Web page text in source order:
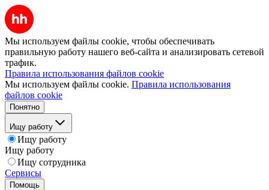
Мы используем файлы cookie, чтобы обеспечивать
правильную работу нашего веб-сайта и анализировать сетевой
трафик.
Правила использования файлов cookie
Мы используем файлы cookie. Правила использования
файлов cookie
Понятно
Ищу работу
Ищу работу
Ищу работу
Ищу сотрудника
Сервисы
Помощь